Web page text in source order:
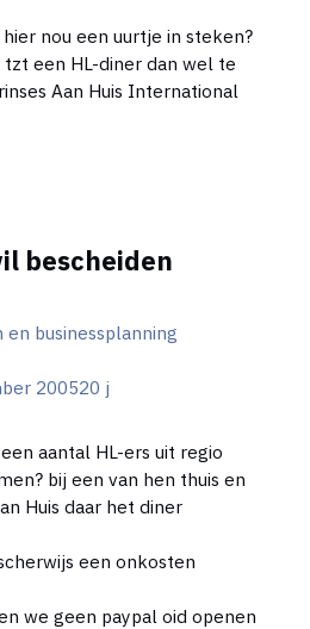
nou een uurtje in steken?
tzt een HL-diner dan wel te
Aan Huis International
bescheiden
businessplanning
200520 j
aantal HL-ers uit regio
bij een van hen thuis en
Huis daar het diner
een onkosten
we geen paypal oid openen